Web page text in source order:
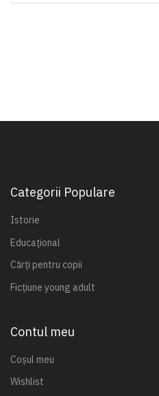
Categorii Populare
Istorie
Educațional
Cărți pentru copii
Ficțiune young adult
Contul meu
Coșul meu
Wishlist